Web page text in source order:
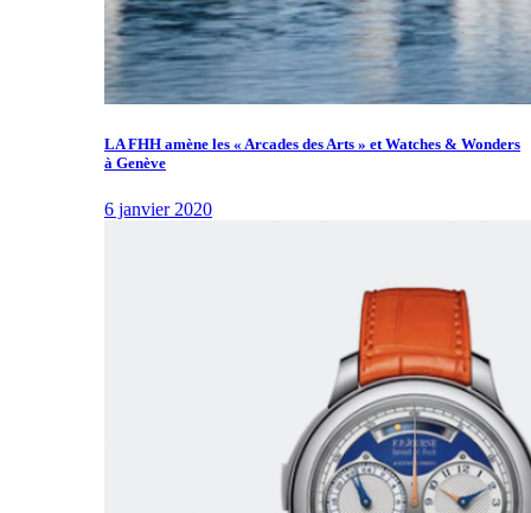
LA FHH amène les « Arcades des Arts » et Watches & Wonders
à Genève
6 janvier 2020